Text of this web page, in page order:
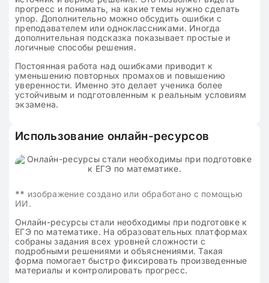
прогресс и понимать, на какие темы нужно сделать
упор. Дополнительно можно обсудить ошибки с
преподавателем или одноклассниками. Иногда
дополнительная подсказка показывает простые и
логичные способы решения.
Постоянная работа над ошибками приводит к
уменьшению повторных промахов и повышению
уверенности. Именно это делает ученика более
устойчивым и подготовленным к реальным условиям
экзамена.
Использование онлайн-ресурсов
** изображение создано или обработано с помощью
ИИ.
Онлайн-ресурсы стали необходимы при подготовке к
ЕГЭ по математике. На образовательных платформах
собраны задания всех уровней сложности с
подробными решениями и объяснениями. Такая
форма помогает быстро фиксировать произведенные
материалы и контролировать прогресс.